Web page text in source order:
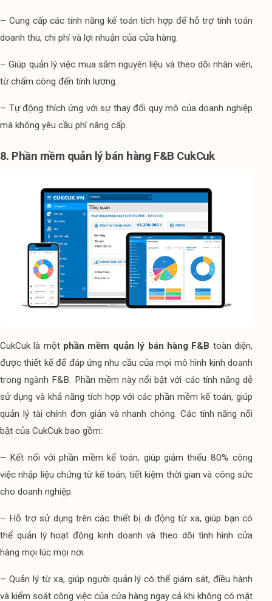
– Cung cấp các tính năng kế toán tích hợp để hỗ trợ tính toán
doanh thu, chi phí và lợi nhuận của cửa hàng.
– Giúp quản lý việc mua sắm nguyên liệu và theo dõi nhân viên,
từ chấm công đến tính lương.
– Tự động thích ứng với sự thay đổi quy mô của doanh nghiệp
mà không yêu cầu phí nâng cấp.
8. Phần mềm quản lý bán hàng F&B CukCuk
CukCuk là một phần mềm quản lý bán hàng F&B toàn diện,
được thiết kế để đáp ứng nhu cầu của mọi mô hình kinh doanh
trong ngành F&B. Phần mềm này nổi bật với các tính năng dễ
sử dụng và khả năng tích hợp với các phần mềm kế toán, giúp
quản lý tài chính đơn giản và nhanh chóng. Các tính năng nổi
bật của CukCuk bao gồm:
– Kết nối với phần mềm kế toán, giúp giảm thiểu 80% công
việc nhập liệu chứng từ kế toán, tiết kiệm thời gian và công sức
cho doanh nghiệp.
– Hỗ trợ sử dụng trên các thiết bị di động từ xa, giúp bạn có
thể quản lý hoạt động kinh doanh và theo dõi tình hình cửa
hàng mọi lúc mọi nơi.
– Quản lý từ xa, giúp người quản lý có thể giám sát, điều hành
và kiểm soát công việc của cửa hàng ngay cả khi không có mặt